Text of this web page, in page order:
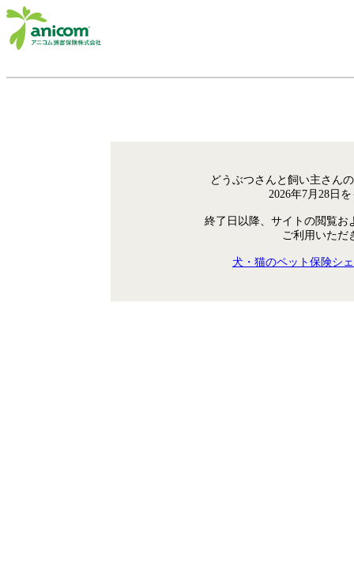
どうぶつさんと飼い主さん
2026年7月28日
終了日以降、サイトの閲覧お
ご利用いただ
犬・猫のペット保険シ